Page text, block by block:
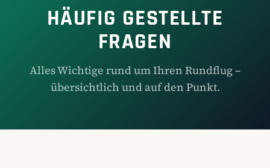
HÄUFIG GESTELLTE
FRAGEN
Alles Wichtige rund um Ihren Rundflug –
übersichtlich und auf den Punkt.